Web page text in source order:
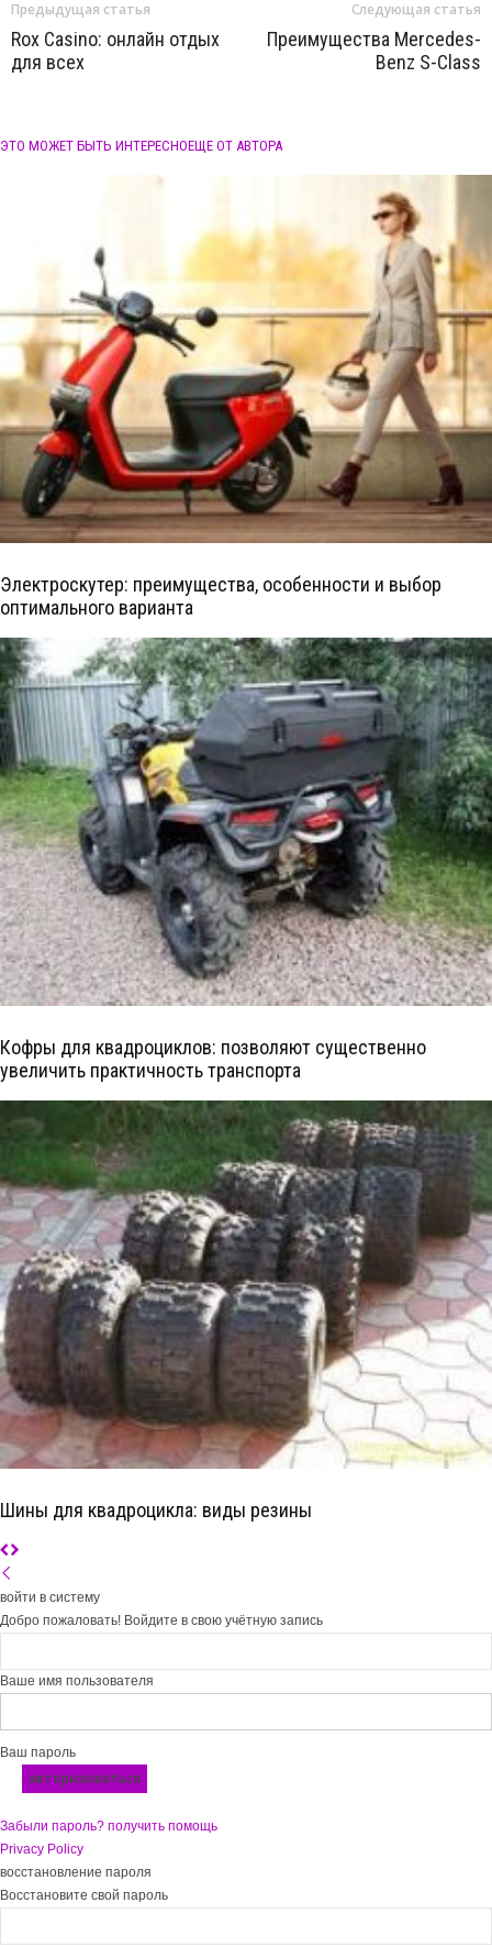
Предыдущая статья
Rox Casino: онлайн отдых
для всех
Следующая статья
Преимущества Mercedes-
Benz S-Class
ЭТО МОЖЕТ БЫТЬ ИНТЕРЕСНОЕЩЕ ОТ АВТОРА
Электроскутер: преимущества, особенности и выбор
оптимального варианта
Кофры для квадроциклов: позволяют существенно
увеличить практичность транспорта
Шины для квадроцикла: виды резины
войти в систему
Добро пожаловать! Войдите в свою учётную запись
Ваше имя пользователя
Ваш пароль
Забыли пароль? получить помощь
Privacy Policy
восстановление пароля
Восстановите свой пароль